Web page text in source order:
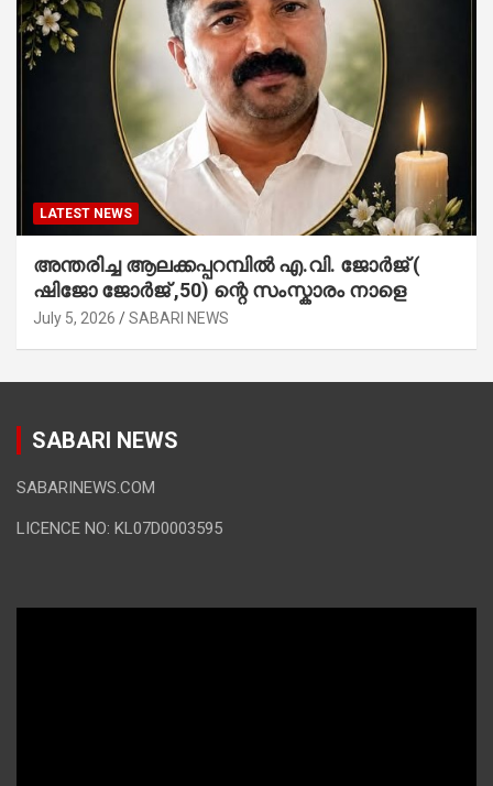
LATEST NEWS
അന്തരിച്ച ആ​ല​ക്ക​പ്പ​റമ്പിൽ​ എ.​വി. ജോ​ർ​ജ് (
ഷിജോ ജോർജ് ,50) ന്റെ സംസ്കാരം നാളെ
July 5, 2026 SABARI NEWS
SABARI NEWS
SABARINEWS.COM
LICENCE NO: KL07D0003595